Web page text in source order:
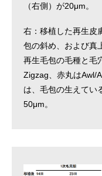
（右側）が20μm。
右：移植した再生皮
包の斜め、および真
再生毛包の毛種と毛
Zigzag、赤丸はAwl/
は、毛包の生えてい
50μm。